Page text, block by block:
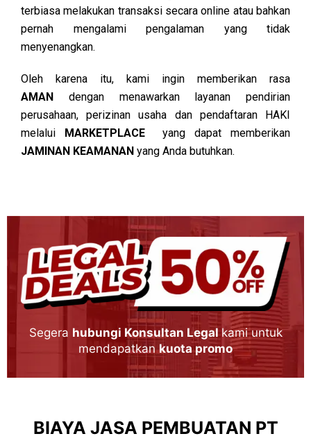
terbiasa melakukan transaksi secara online atau bahkan
pernah mengalami pengalaman yang tidak
menyenangkan.
Oleh karena itu, kami ingin memberikan rasa
AMAN dengan menawarkan layanan pendirian
perusahaan, perizinan usaha dan pendaftaran HAKI
melalui MARKETPLACEyang dapat memberikan
JAMINAN KEAMANAN yang Anda butuhkan.
Segera hubungi Konsultan Legal kami untuk
mendapatkankuota promo
BIAYA JASA PEMBUATAN PT